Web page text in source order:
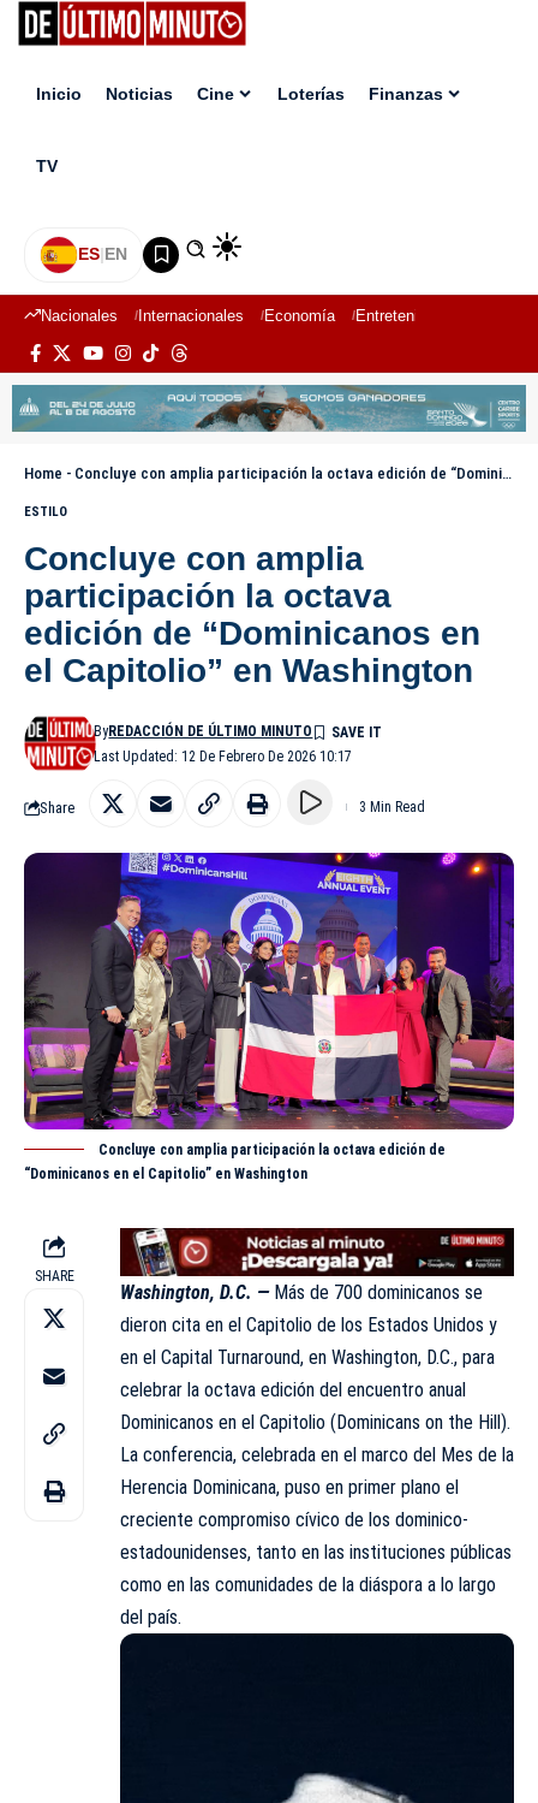
Inicio Noticias Cine Loterías Finanzas
TV
ES|EN
Nacionales Internacionales Economía Entretenimiento
Home - Concluye con amplia participación la octava edición de “Dominicanos en el Capitolio” en Washington
ESTILO
Concluye con amplia
participación la octava
edición de “Dominicanos en
el Capitolio” en Washington
Last Updated: 12 De Febrero De 2026 10:17
ByREDACCIÓN DE ÚLTIMO MINUTO
Share 3 Min Read
Concluye con amplia participación la octava edición de
“Dominicanos en el Capitolio” en Washington
SHARE
Washington, D.C. —Más de 700 dominicanos se
dieron cita en el Capitolio de los Estados Unidos y
en el Capital Turnaround, en Washington, D.C., para
celebrar la octava edición del encuentro anual
Dominicanos en el Capitolio (Dominicans on the Hill).
La conferencia, celebrada en el marco del Mes de la
Herencia Dominicana, puso en primer plano el
creciente compromiso cívico de los dominico-
estadounidenses, tanto en las instituciones públicas
como en las comunidades de la diáspora a lo largo
del país.